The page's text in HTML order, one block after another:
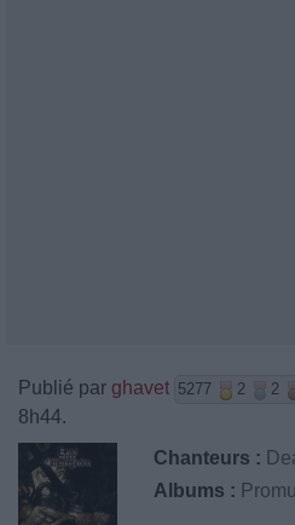
Publié par ghavet 5277 2 2
8h44.
Chanteurs :
Albums :